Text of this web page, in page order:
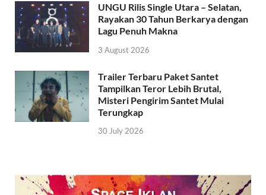
UNGU Rilis Single Utara – Selatan,
Rayakan 30 Tahun Berkarya dengan
Lagu Penuh Makna
3 August 2026
Trailer Terbaru Paket Santet
Tampilkan Teror Lebih Brutal,
Misteri Pengirim Santet Mulai
Terungkap
30 July 2026